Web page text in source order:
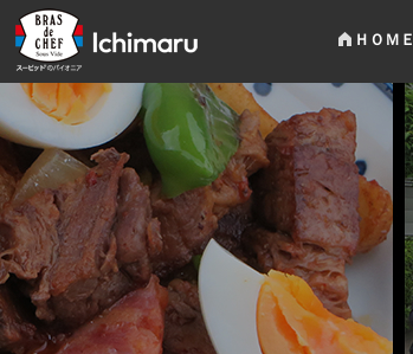
ＨＯＭＥ